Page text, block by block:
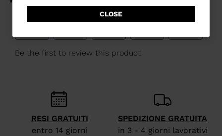
website
version
for
Svizzera.
visiting
the
website
CLOSE
RESI GRATUITI
entro 14 giorni
SPEDIZIONE GRATUITA
in 3 - 4 giorni lavorativi